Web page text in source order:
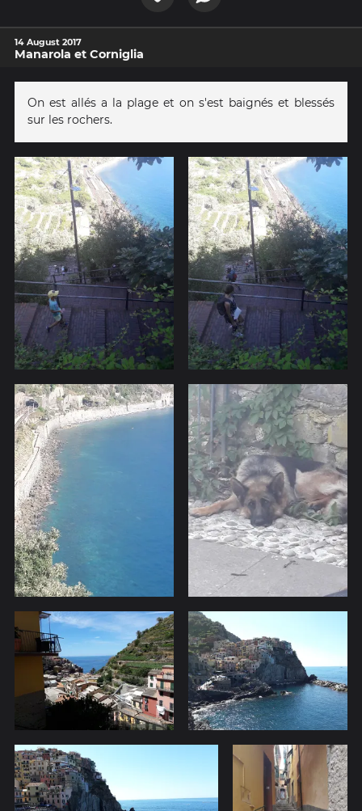
14 August 2017
Manarola et Corniglia
On est allés a la plage et on s'est baignés et blessés
sur les rochers.